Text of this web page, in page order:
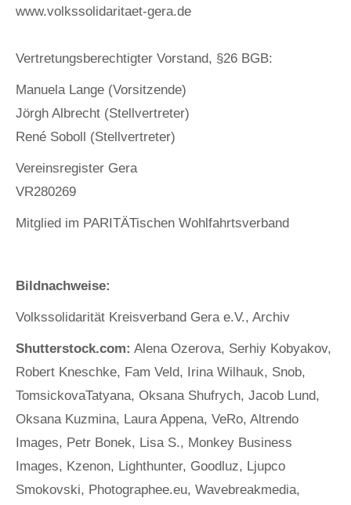
www.volkssolidaritaet-gera.de
Vertretungsberechtigter Vorstand, §26 BGB:
Manuela Lange (Vorsitzende)
Jörgh Albrecht (Stellvertreter)
René Soboll (Stellvertreter)
Vereinsregister Gera
VR280269
Mitglied im PARITÄTischen Wohlfahrtsverband
Bildnachweise:
Volkssolidarität Kreisverband Gera e.V., Archiv
Shutterstock.com: Alena Ozerova, Serhiy Kobyakov,
Robert Kneschke, Fam Veld, Irina Wilhauk, Snob,
TomsickovaTatyana, Oksana Shufrych, Jacob Lund,
Oksana Kuzmina, Laura Appena, VeRo, Altrendo
Images, Petr Bonek, Lisa S., Monkey Business
Images, Kzenon, Lighthunter, Goodluz, Ljupco
Smokovski, Photographee.eu, Wavebreakmedia,